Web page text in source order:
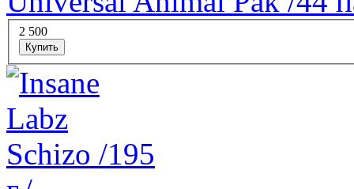
2 500
Купить